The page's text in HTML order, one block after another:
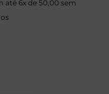
até 6x de 50,00 sem